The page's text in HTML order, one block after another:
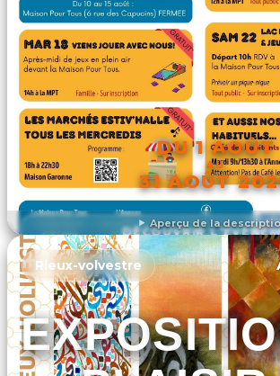
Aperçu de la
DU 1 AOÛT
AU
31 AOÛT
DÉCOUVRIR
Rieux-volvestre